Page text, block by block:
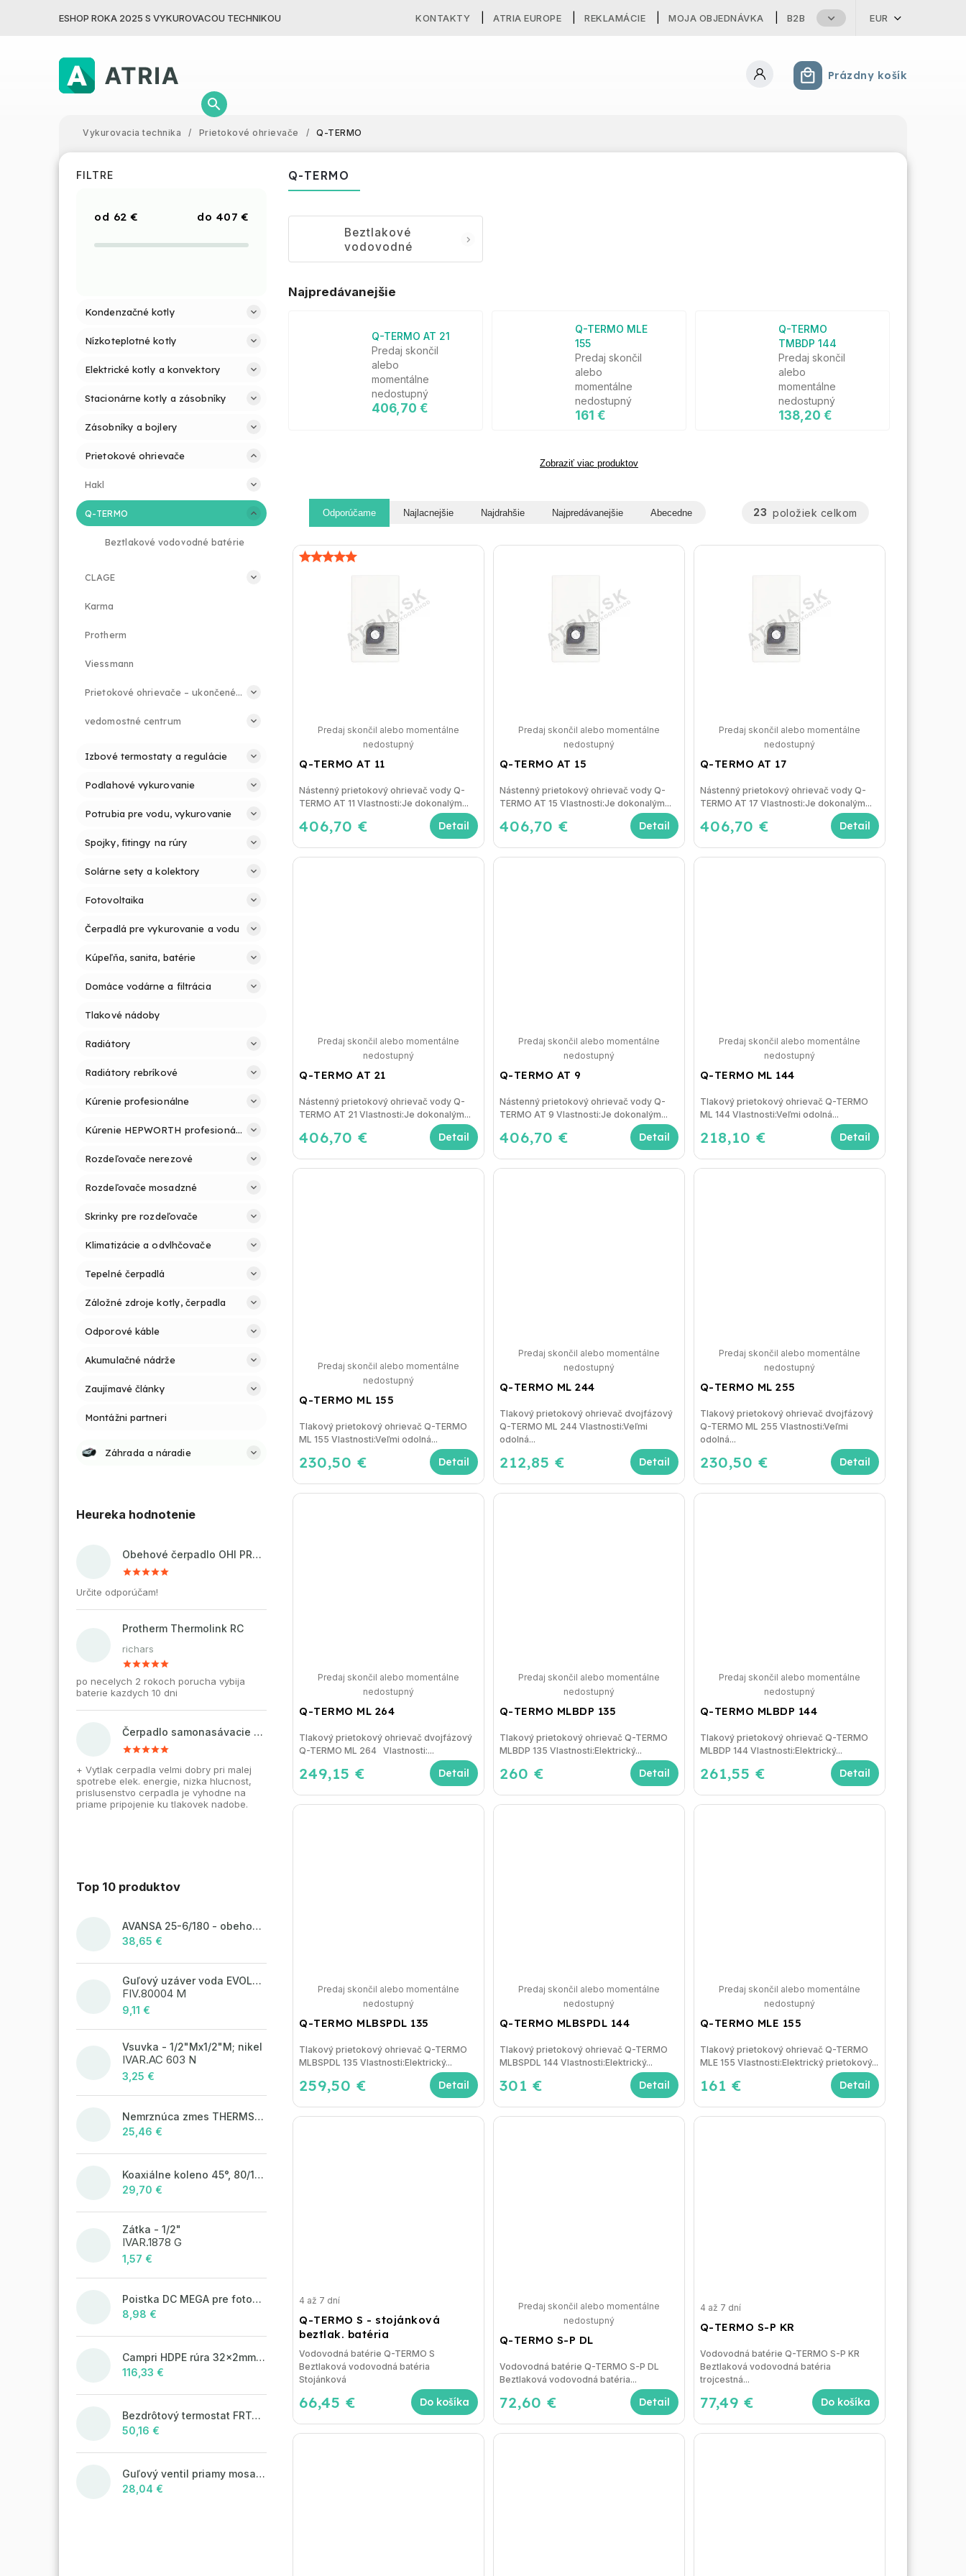
ESHOP ROKA 2025 S VYKUROVACOU TECHNIKOU KONTAKTY ATRIA EUROPE REKLAMÁCIE MOJA OBJEDNÁVKA B2B EUR
Nákupný košík
Prázdny košík
Vykurovacia technika / Prietokové ohrievače / Q-TERMO
FILTRE
62 € 407 €
Kondenzačné kotly
Nízkoteplotné kotly
Elektrické kotly a konvektory
Stacionárne kotly a zásobníky
Zásobníky a bojlery
Prietokové ohrievače
Hakl
Q-TERMO
Beztlakové vodovodné batérie
CLAGE
Karma
Protherm
Viessmann
Prietokové ohrievače – ukončené modely
vedomostné centrum
Izbové termostaty a regulácie
Podlahové vykurovanie
Potrubia pre vodu, vykurovanie
Spojky, fitingy na rúry
Solárne sety a kolektory
Fotovoltaika
Čerpadlá pre vykurovanie a vodu
Kúpeľňa, sanita, batérie
Domáce vodárne a filtrácia
Tlakové nádoby
Radiátory
Radiátory rebríkové
Kúrenie profesionálne
Kúrenie HEPWORTH profesionálne a jednoducho
Rozdeľovače nerezové
Rozdeľovače mosadzné
Skrinky pre rozdeľovače
Klimatizácie a odvlhčovače
Tepelné čerpadlá
Záložné zdroje kotly, čerpadla
Odporové káble
Akumulačné nádrže
Zaujímavé články
Montážni partneri
Záhrada a náradie
Heureka hodnotenie
Obehové čerpadlo OHI PRO 32-60/180 pre kúrenie a cirkuláciu vody
Určite odporúčam!
Protherm Thermolink RC
richars
po necelych 2 rokoch porucha vybija
baterie kazdych 10 dni
Čerpadlo samonasávacie WZI 750 na vodu, povrchové, liatinové
+ Vytlak cerpadla velmi dobry pri malej
spotrebe elek. energie, nizka hlucnost,
prislusenstvo cerpadla je vyhodne na
priame pripojenie ku tlakovek nadobe.
Top 10 produktov
AVANSA 25-6/180 - obehové čerpadlo, pripojovací závit 6/4"
38,65 €
Guľový uzáver voda EVOLUTION - 1/2"FM; motýľ
FIV.80004 M
9,11 €
Vsuvka - 1/2"Mx1/2"M; nikel
IVAR.AC 603 N
3,25 €
Nemrznúca zmes THERMSOL EKO
25,46 €
Koaxiálne koleno 45°, 80/125 mm
29,70 €
Zátka - 1/2"
IVAR.1878 G
1,57 €
Poistka DC MEGA pre fotovoltaické systémy 400A/80V
8,98 €
Campri HDPE rúra 32x2mm - 100m
116,33 €
Bezdrôtový termostat FRT7B2 antracit
50,16 €
Guľový ventil priamy mosadzný pre rozdeľovač so šróbením 1" + teplomer 0°C - 80°C, MODRÝ motýľ
28,04 €
Q-TERMO
Beztlakové
vodovodné
batérie
Najpredávanejšie
Q-TERMO AT 21
Predaj skončil
alebo
momentálne
nedostupný
406,70 €
Q-TERMO MLE
155
Predaj skončil
alebo
momentálne
nedostupný
161 €
Q-TERMO
TMBDP 144
Predaj skončil
alebo
momentálne
nedostupný
138,20 €
Zobraziť viac produktov
Odporúčame Najlacnejšie Najdrahšie Najpredávanejšie Abecedne 23 položiek celkom
Q-TERMO AT 11
Predaj skončil alebo momentálne
nedostupný
406,70 € Detail
Nástenný prietokový ohrievač vody Q-
TERMO AT 11 Vlastnosti:Je dokonalým...
Q-TERMO AT 15
Predaj skončil alebo momentálne
nedostupný
406,70 € Detail
Nástenný prietokový ohrievač vody Q-
TERMO AT 15 Vlastnosti:Je dokonalým...
Q-TERMO AT 17
Predaj skončil alebo momentálne
nedostupný
406,70 € Detail
Nástenný prietokový ohrievač vody Q-
TERMO AT 17 Vlastnosti:Je dokonalým...
Q-TERMO AT 21
Predaj skončil alebo momentálne
nedostupný
406,70 € Detail
Nástenný prietokový ohrievač vody Q-
TERMO AT 21 Vlastnosti:Je dokonalým...
Q-TERMO AT 9
Predaj skončil alebo momentálne
nedostupný
406,70 € Detail
Nástenný prietokový ohrievač vody Q-
TERMO AT 9 Vlastnosti:Je dokonalým...
Q-TERMO ML 144
Predaj skončil alebo momentálne
nedostupný
218,10 € Detail
Tlakový prietokový ohrievač Q-TERMO
ML 144 Vlastnosti:Veľmi odolná...
Q-TERMO ML 155
Predaj skončil alebo momentálne
nedostupný
230,50 € Detail
Tlakový prietokový ohrievač Q-TERMO
ML 155 Vlastnosti:Veľmi odolná...
Q-TERMO ML 244
Predaj skončil alebo momentálne
nedostupný
212,85 € Detail
Tlakový prietokový ohrievač dvojfázový
Q-TERMO ML 244 Vlastnosti:Veľmi
odolná...
Q-TERMO ML 255
Predaj skončil alebo momentálne
nedostupný
230,50 € Detail
Tlakový prietokový ohrievač dvojfázový
Q-TERMO ML 255 Vlastnosti:Veľmi
odolná...
Q-TERMO ML 264
Predaj skončil alebo momentálne
nedostupný
249,15 € Detail
Tlakový prietokový ohrievač dvojfázový
Q-TERMO ML 264 Vlastnosti:...
Q-TERMO MLBDP 135
Predaj skončil alebo momentálne
nedostupný
260 € Detail
Tlakový prietokový ohrievač Q-TERMO
MLBDP 135 Vlastnosti:Elektrický...
Q-TERMO MLBDP 144
Predaj skončil alebo momentálne
nedostupný
261,55 € Detail
Tlakový prietokový ohrievač Q-TERMO
MLBDP 144 Vlastnosti:Elektrický...
Q-TERMO MLBSPDL 135
Predaj skončil alebo momentálne
nedostupný
259,50 € Detail
Tlakový prietokový ohrievač Q-TERMO
MLBSPDL 135 Vlastnosti:Elektrický...
Q-TERMO MLBSPDL 144
Predaj skončil alebo momentálne
nedostupný
301 € Detail
Tlakový prietokový ohrievač Q-TERMO
MLBSPDL 144 Vlastnosti:Elektrický...
Q-TERMO MLE 155
Predaj skončil alebo momentálne
nedostupný
161 € Detail
Tlakový prietokový ohrievač Q-TERMO
MLE 155 Vlastnosti:Elektrický prietokový...
Q-TERMO S - stojánková
beztlak. batéria
4 až 7 dní
66,45 € Do košíka
Vodovodná batérie Q-TERMO S
Beztlaková vodovodná batéria
Stojánková
Q-TERMO S-P DL
Predaj skončil alebo momentálne
nedostupný
72,60 € Detail
Vodovodná batérie Q-TERMO S-P DL
Beztlaková vodovodná batéria...
Q-TERMO S-P KR
4 až 7 dní
77,49 € Do košíka
Vodovodná batérie Q-TERMO S-P KR
Beztlaková vodovodná batéria
trojcestná...